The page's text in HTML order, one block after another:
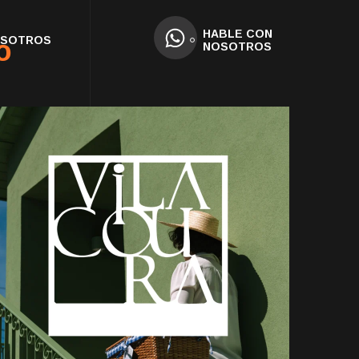
HABLE CON
NOSOTROS